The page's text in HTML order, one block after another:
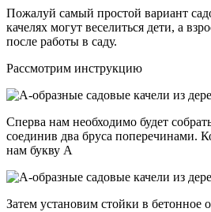
Пожалуй самый простой вариант
качелях могут веселиться дети, а
после работы в саду.
Рассмотрим инструкцию
Сперва нам необходимо будет
соединив два бруса поперечинами.
нам букву А
Затем установим стойки в бетонное